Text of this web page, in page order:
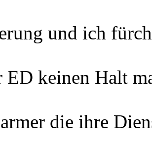
und ich
ED keinen Halt
die ihre